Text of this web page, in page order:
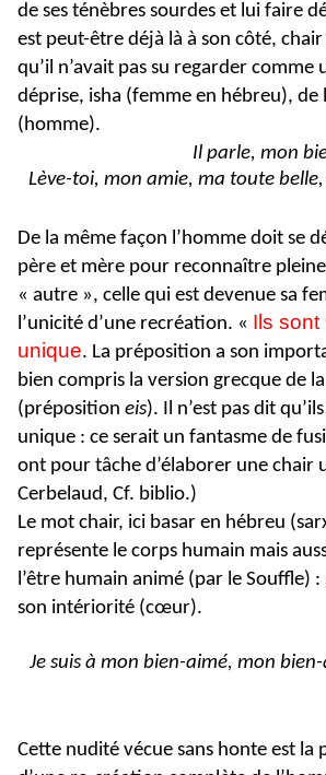
de ses ténèbres sourdes et lui faire
est peut-être déjà là à son côté, chair
qu’il n’avait pas su regarder comme
déprise, isha (femme en hébreu), de
(homme).
Il parle, mon
Lève-toi, mon amie, ma toute belle,
De la même façon l’homme doit se
père et mère pour reconnaître
« autre », celle qui est devenue sa
l’unicité d’une recréation. « Ils sont
unique. La préposition a son
bien compris la version grecque de
(préposition eis). Il n’est pas dit qu’ils
unique : ce serait un fantasme de
ont pour tâche d’élaborer une chair
Cerbelaud, Cf. biblio.)
Le mot chair, ici basar en hébreu
représente le corps humain mais
l’être humain animé (par le Souffle) :
son intériorité (cœur).
Je suis à mon bien-aimé, mon
Cette nudité vécue sans honte est la